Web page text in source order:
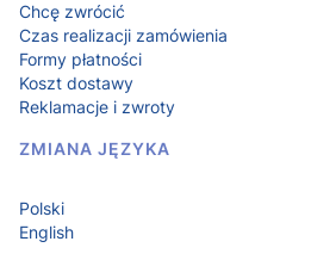
Chcę zwrócić
Czas realizacji zamówienia
Formy płatności
Koszt dostawy
Reklamacje i zwroty
ZMIANA JĘZYKA
Polski
English